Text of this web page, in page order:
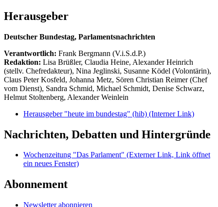
Herausgeber
Deutscher Bundestag, Parlamentsnachrichten
Verantwortlich: Frank Bergmann (V.i.S.d.P.)
Redaktion: Lisa Brüßler, Claudia Heine, Alexander Heinrich
(stellv. Chefredakteur), Nina Jeglinski, Susanne Ködel (Volontärin),
Claus Peter Kosfeld, Johanna Metz, Sören Christian Reimer (Chef
vom Dienst), Sandra Schmid, Michael Schmidt, Denise Schwarz,
Helmut Stoltenberg, Alexander Weinlein
Herausgeber "heute im bundestag" (hib) (Interner Link)
Nachrichten, Debatten und Hintergründe
Wochenzeitung "Das Parlament" (Externer Link, Link öffnet
ein neues Fenster)
Abonnement
Newsletter abonnieren